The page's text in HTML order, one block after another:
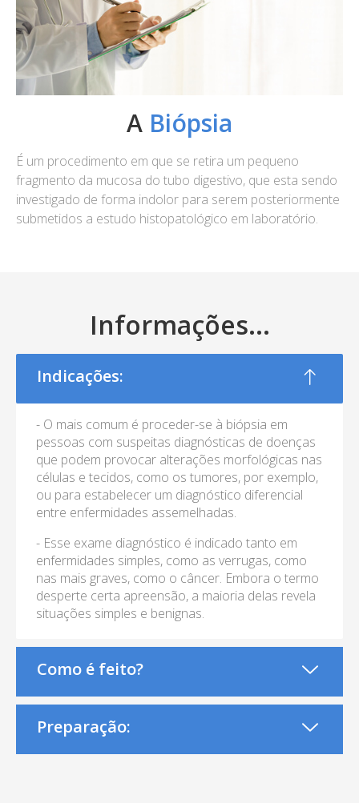
A Biópsia
É um procedimento em que se retira um pequeno
fragmento da mucosa do tubo digestivo, que esta sendo
investigado de forma indolor para serem posteriormente
submetidos a estudo histopatológico em laboratório.
Informações...
Indicações:
- O mais comum é proceder-se à biópsia em
pessoas com suspeitas diagnósticas de doenças
que podem provocar alterações morfológicas nas
células e tecidos, como os tumores, por exemplo,
ou para estabelecer um diagnóstico diferencial
entre enfermidades assemelhadas.
- Esse exame diagnóstico é indicado tanto em
enfermidades simples, como as verrugas, como
nas mais graves, como o câncer. Embora o termo
desperte certa apreensão, a maioria delas revela
situações simples e benignas.
Como é feito?
Preparação: